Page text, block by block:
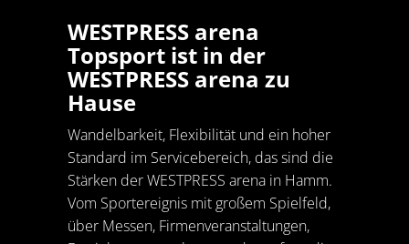
WESTPRESS arena
Topsport ist in der
WESTPRESS arena zu
Hause
Wandelbarkeit, Flexibilität und ein hoher
Standard im Servicebereich, das sind die
Stärken der WESTPRESS arena in Hamm.
Vom Sportereignis mit großem Spielfeld,
über Messen, Firmenveranstaltungen,